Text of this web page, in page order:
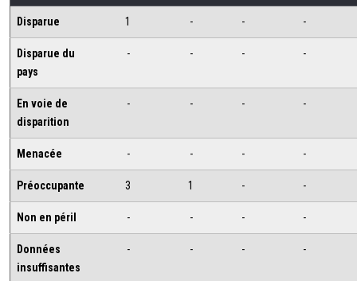
Disparue 1 - - -
Disparue du
pays
- - - -
En voie de
disparition
- - - -
Menacée - - - -
Préoccupante 3 1 - -
Non en péril - - - -
Données
insuffisantes
- - - -